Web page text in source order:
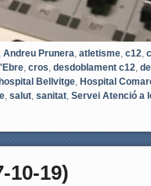
Andreu Prunera atletisme c12
cros desdoblament c12
Bellvitge Hospital
salut sanitat Servei Atenció a
10-19)